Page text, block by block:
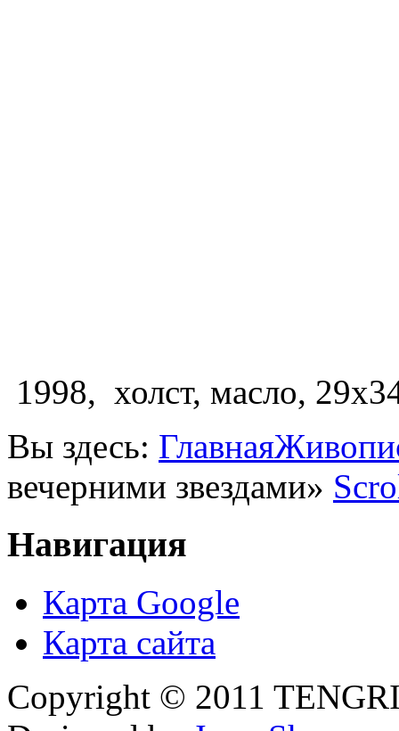
1998, холст, масло,
Вы здесь: Главная
вечерними звездами»
Навигация
Карта Google
Карта сайта
Copyright © 2011